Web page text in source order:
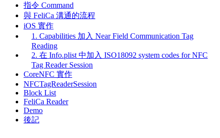
指令 Command
與 FeliCa 溝通的流程
iOS 實作
1. Capabilities 加入 Near Field Communication Tag
Reading
2. 在 Info.plist 中加入 ISO18092 system codes for NFC
Tag Reader Session
CoreNFC 實作
NFCTagReaderSession
Block List
FeliCa Reader
Demo
後記